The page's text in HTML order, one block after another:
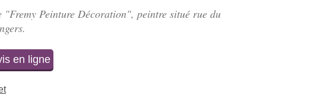
"Fremy Peinture Décoration", peintre situé rue du
en ligne